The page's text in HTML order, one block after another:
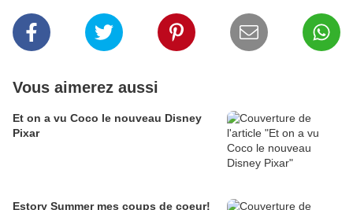
Vous aimerez aussi
Et on a vu Coco le nouveau Disney
Pixar
Estory Summer mes coups de coeur!